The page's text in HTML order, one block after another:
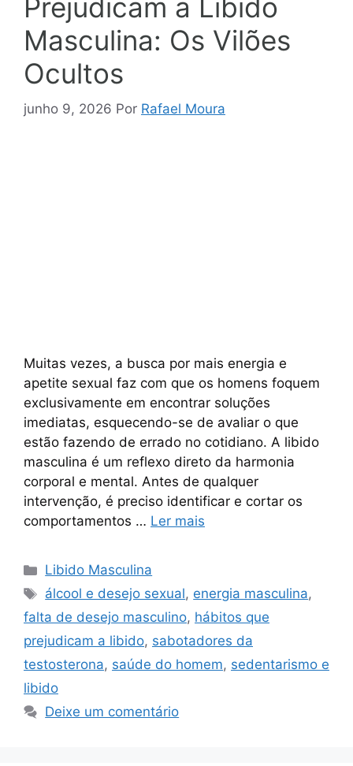
Prejudicam a Libido
Masculina: Os Vilões
Ocultos
junho 9, 2026 Por Rafael Moura
Muitas vezes, a busca por mais energia e
apetite sexual faz com que os homens foquem
exclusivamente em encontrar soluções
imediatas, esquecendo-se de avaliar o que
estão fazendo de errado no cotidiano. A libido
masculina é um reflexo direto da harmonia
corporal e mental. Antes de qualquer
intervenção, é preciso identificar e cortar os
comportamentos … Ler mais
Categorias
Libido Masculina
Tags
álcool e desejo sexual, energia masculina,
falta de desejo masculino, hábitos que
prejudicam a libido, sabotadores da
testosterona, saúde do homem, sedentarismo e
libido
Deixe um comentário